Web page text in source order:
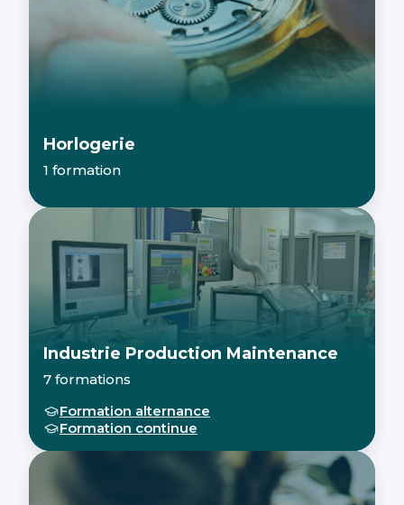
Horlogerie
1 formation
Industrie Production Maintenance
7 formations
Formation alternance
Formation continue